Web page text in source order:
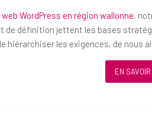
WordPress en région wallonne,
de définition jettent les bases
hiérarchiser les exigences, de nous
EN